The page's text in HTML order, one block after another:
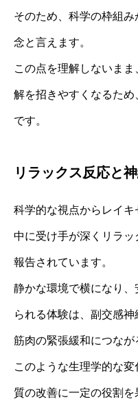
そのため、科学の枠組
念と言えます。
この点を理解しないま
解を招きやすくなるた
です。
リラックス反応と
科学的な視点からレイ
中に受け手が深くリラッ
報告されています。
静かな環境で横になり
られる体験は、副交感
筋肉の緊張緩和につなが
このような生理学的な
質の改善に一定の役割を